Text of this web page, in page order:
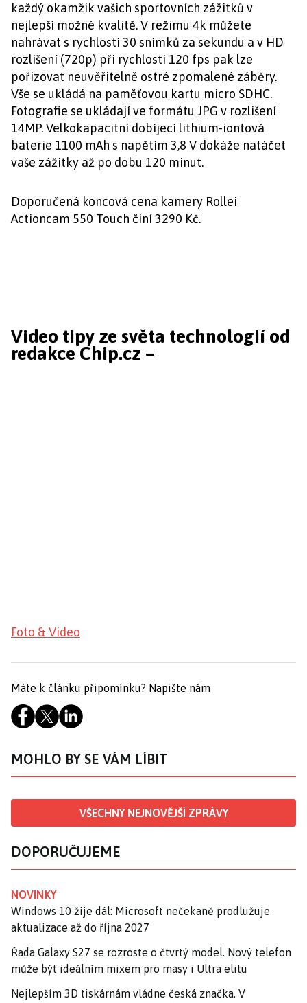
každý okamžik vašich sportovních zážitků v
nejlepší možné kvalitě. V režimu 4k můžete
nahrávat s rychlostí 30 snímků za sekundu a v HD
rozlišení (720p) při rychlosti 120 fps pak lze
pořizovat neuvěřitelně ostré zpomalené záběry.
Vše se ukládá na paměťovou kartu micro SDHC.
Fotografie se ukládají ve formátu JPG v rozlišení
14MP. Velkokapacitní dobíjecí lithium-iontová
baterie 1100 mAh s napětím 3,8 V dokáže natáčet
vaše zážitky až po dobu 120 minut.
Doporučená koncová cena kamery Rollei
Actioncam 550 Touch činí 3290 Kč.
Video tipy ze světa technologií od
redakce Chip.cz –
Foto & Video
Máte k článku připomínku? Napište nám
MOHLO BY SE VÁM LÍBIT
VŠECHNY NEJNOVĚJŠÍ ZPRÁVY
DOPORUČUJEME
NOVINKY
Windows 10 žije dál: Microsoft nečekaně prodlužuje
aktualizace až do října 2027
Řada Galaxy S27 se rozroste o čtvrtý model. Nový telefon
může být ideálním mixem pro masy i Ultra elitu
Nejlepším 3D tiskárnám vládne česká značka. V